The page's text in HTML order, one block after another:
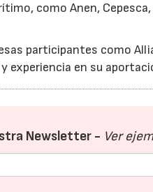
como Anen,
participantes como
experiencia en su
Newsletter - Ver